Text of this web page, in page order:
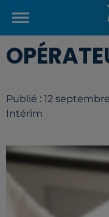
Publié : 12
Intérim